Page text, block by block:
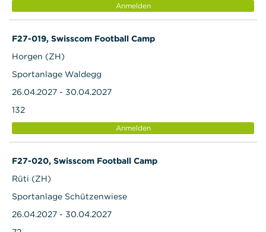
Anmelden
F27-019, Swisscom Football Camp
Horgen (ZH)
Sportanlage Waldegg
26.04.2027 - 30.04.2027
132
Anmelden
F27-020, Swisscom Football Camp
Rüti (ZH)
Sportanlage Schützenwiese
26.04.2027 - 30.04.2027